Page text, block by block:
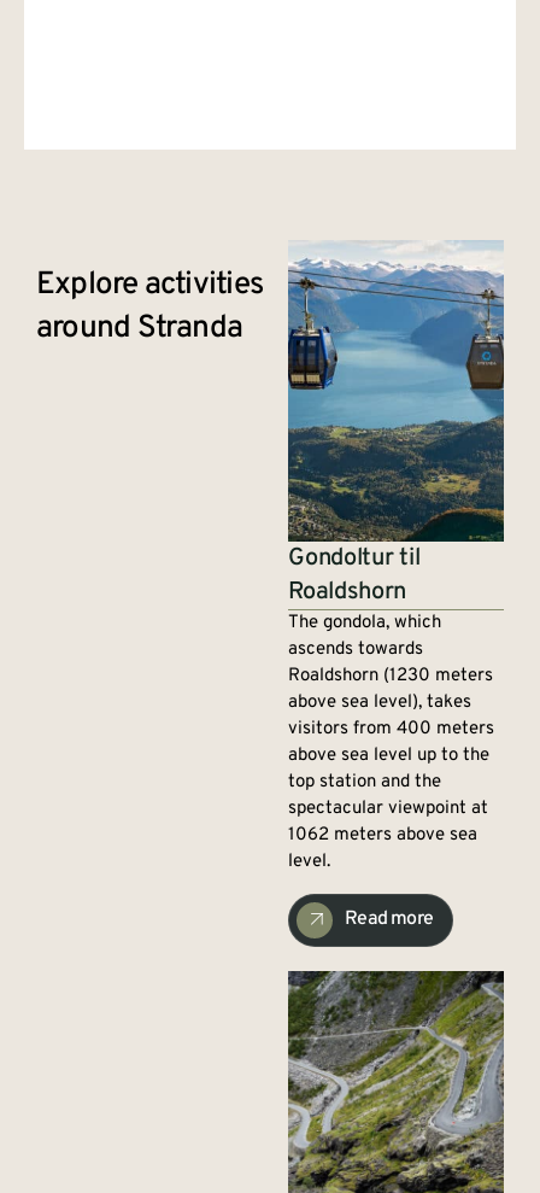
Explore activities
around Stranda
Gondoltur til
Roaldshorn
The gondola, which
ascends towards
Roaldshorn (1230 meters
above sea level), takes
visitors from 400 meters
above sea level up to the
top station and the
spectacular viewpoint at
1062 meters above sea
level.
Read more